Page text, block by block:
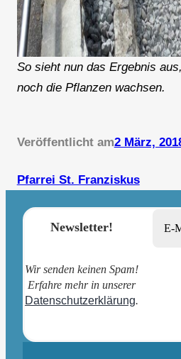
So sieht nun das Ergebnis
noch die Pflanzen wachsen.
Veröffentlicht am2 März,
Pfarrei St. Franziskus
Newsletter!
Wir senden keinen Spam!
Erfahre mehr in unserer
Datenschutzerklärung.